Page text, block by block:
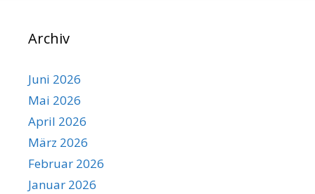
Archiv
Juni 2026
Mai 2026
April 2026
März 2026
Februar 2026
Januar 2026